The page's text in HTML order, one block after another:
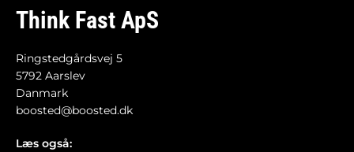
Think Fast ApS
Ringstedgårdsvej 5
5792 Aarslev
Danmark
boosted@boosted.dk
Læs også: